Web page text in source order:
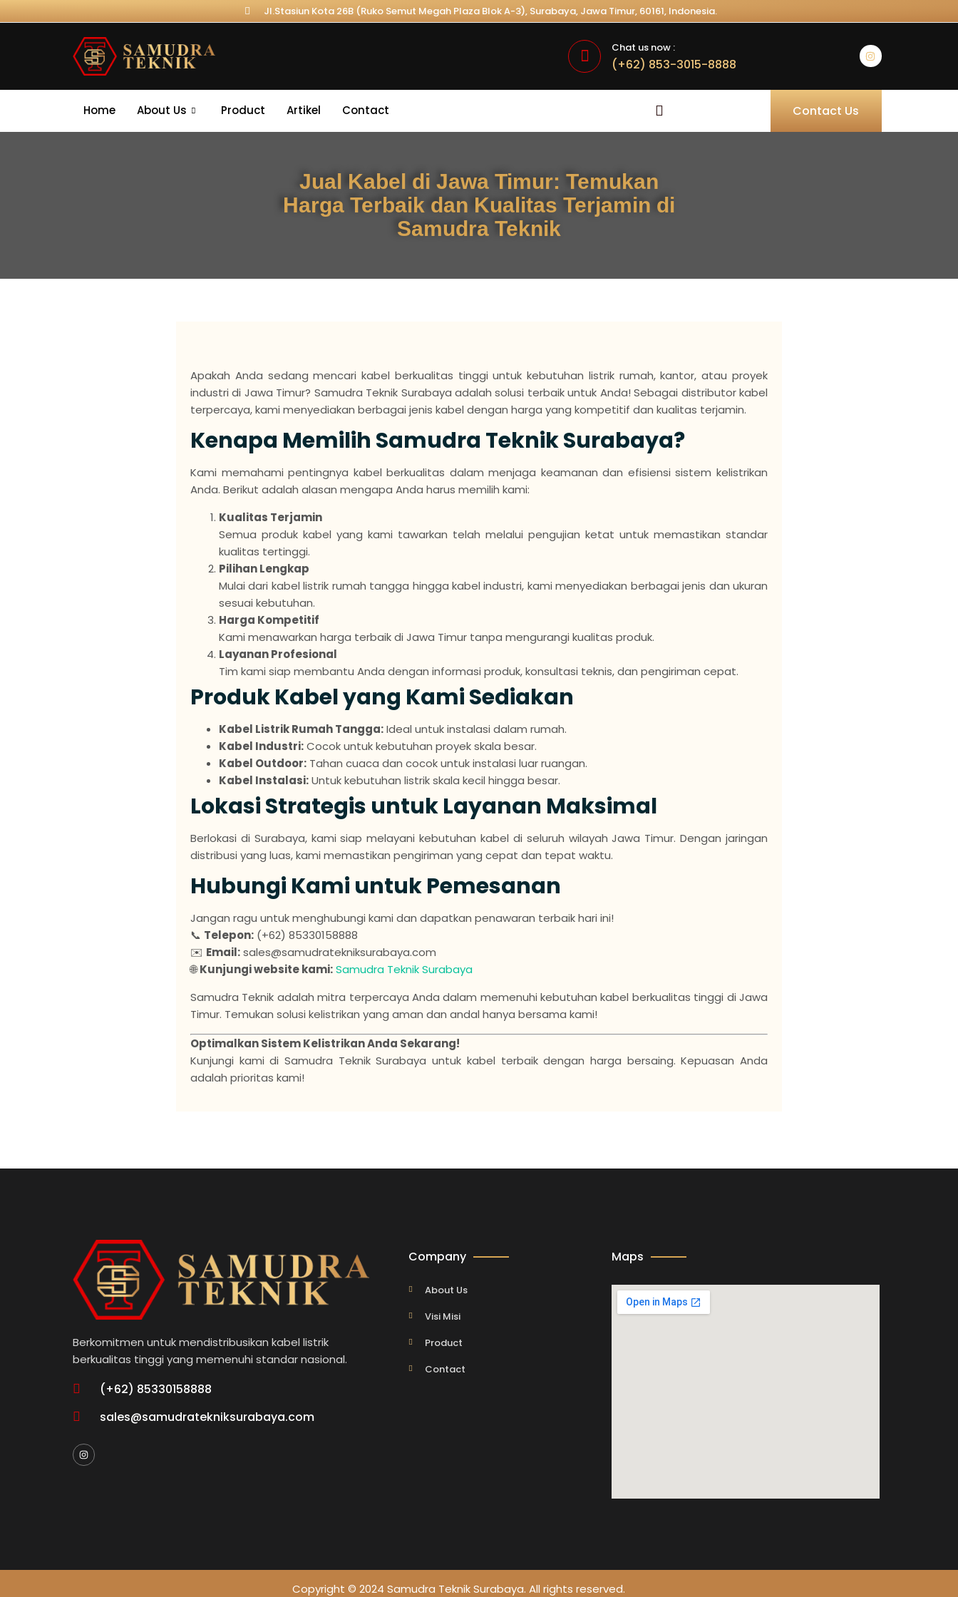
Jl.Stasiun Kota 26B (Ruko Semut Megah Plaza Blok A-3), Surabaya, Jawa Timur, 60161, Indonesia.
Chat us now :
(+62) 853-3015-8888
Home About Us Product Artikel Contact Contact Us
Jual Kabel di Jawa Timur: Temukan
Harga Terbaik dan Kualitas Terjamin di
Samudra Teknik
Apakah Anda sedang mencari kabel berkualitas tinggi untuk kebutuhan listrik rumah, kantor, atau proyek
industri di Jawa Timur? Samudra Teknik Surabaya adalah solusi terbaik untuk Anda! Sebagai distributor kabel
terpercaya, kami menyediakan berbagai jenis kabel dengan harga yang kompetitif dan kualitas terjamin.
Kenapa Memilih Samudra Teknik Surabaya?
Kami memahami pentingnya kabel berkualitas dalam menjaga keamanan dan efisiensi sistem kelistrikan
Anda. Berikut adalah alasan mengapa Anda harus memilih kami:
Kualitas Terjamin
Semua produk kabel yang kami tawarkan telah melalui pengujian ketat untuk memastikan standar
kualitas tertinggi.
Pilihan Lengkap
Mulai dari kabel listrik rumah tangga hingga kabel industri, kami menyediakan berbagai jenis dan ukuran
sesuai kebutuhan.
Harga Kompetitif
Kami menawarkan harga terbaik di Jawa Timur tanpa mengurangi kualitas produk.
Layanan Profesional
Tim kami siap membantu Anda dengan informasi produk, konsultasi teknis, dan pengiriman cepat.
Produk Kabel yang Kami Sediakan
Kabel Listrik Rumah Tangga:Ideal untuk instalasi dalam rumah.
Kabel Industri:Cocok untuk kebutuhan proyek skala besar.
Kabel Outdoor: Tahan cuaca dan cocok untuk instalasi luar ruangan.
Kabel Instalasi:Untuk kebutuhan listrik skala kecil hingga besar.
Lokasi Strategis untuk Layanan Maksimal
Berlokasi di Surabaya, kami siap melayani kebutuhan kabel di seluruh wilayah Jawa Timur. Dengan jaringan
distribusi yang luas, kami memastikan pengiriman yang cepat dan tepat waktu.
Hubungi Kami untuk Pemesanan
Jangan ragu untuk menghubungi kami dan dapatkan penawaran terbaik hari ini!
📞 Telepon: (+62) 85330158888
✉️ Email:sales@samudratekniksurabaya.com
🌐Kunjungi website kami:Samudra Teknik Surabaya
Samudra Teknik adalah mitra terpercaya Anda dalam memenuhi kebutuhan kabel berkualitas tinggi di Jawa
Timur. Temukan solusi kelistrikan yang aman dan andal hanya bersama kami!
Optimalkan Sistem Kelistrikan Anda Sekarang!
Kunjungi kami di Samudra Teknik Surabaya untuk kabel terbaik dengan harga bersaing. Kepuasan Anda
adalah prioritas kami!
Berkomitmen untuk mendistribusikan kabel listrik
berkualitas tinggi yang memenuhi standar nasional.
(+62) 85330158888
sales@samudratekniksurabaya.com
Company
About Us
Visi Misi
Product
Contact
Maps
Copyright © 2024 Samudra Teknik Surabaya. All rights reserved.